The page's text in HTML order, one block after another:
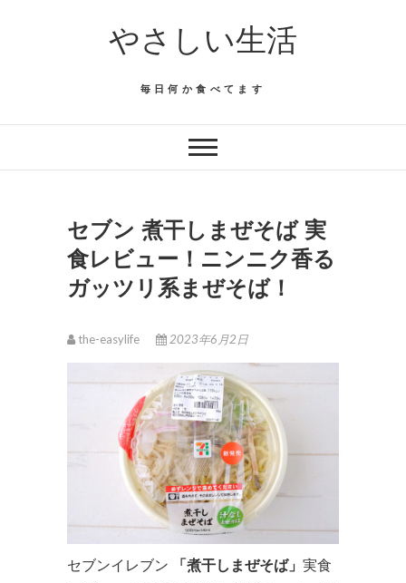
やさしい生活
毎日何か食べてます
セブン 煮干しまぜそば 実
食レビュー！ニンニク香る
ガッツリ系まぜそば！
the-easylife 2023年6月2日
セブンイレブン 「煮干しまぜそば」 実食